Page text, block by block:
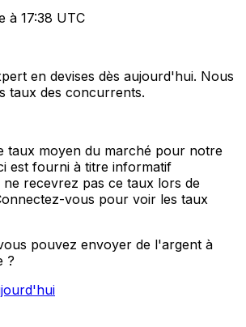
à 17:38 UTC
en devises dès aujourd'hui. Nous
taux des concurrents.
taux moyen du marché pour notre
est fourni à titre informatif
ne recevrez pas ce taux lors de
vous pour voir les taux
pouvez envoyer de l'argent à
?